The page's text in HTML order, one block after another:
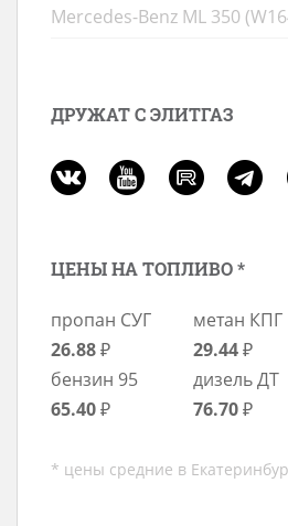
Mercedes-Benz ML 350
ДРУЖАТ С ЭЛИТГАЗ
ЦЕНЫ НА ТОПЛИВО *
пропан СУГ
26.88₽
метан КПГ
29.44₽
бензин 95
65.40₽
дизель ДТ
76.70₽
* цены средние в